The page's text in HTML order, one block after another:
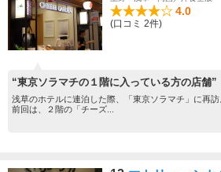
4.0
(口コミ 2件)
“東京ソラマチの１階に入っている方の店舗”
浅草のホテルに連泊した際、「東京ソラマチ」に再訪
前回は、２階の「チーズ...